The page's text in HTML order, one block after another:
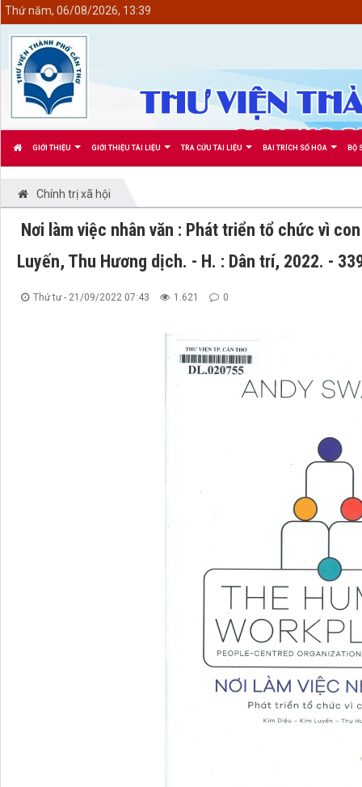
GIỚI THIỆU GIỚI THIỆU TÀI LIỆU TRA CỨU TÀI LIỆU BÀI TRÍCH SỐ HÓA BỘ
Thứ năm, 06/08/2026, 13:39
Chính trị xã hội
Nơi làm việc nhân văn : Phát triển tổ chức vì
Luyến, Thu Hương dịch. - H. : Dân trí, 2022. -
Thứ tư - 21/09/2022 07:43 1.621 0
<